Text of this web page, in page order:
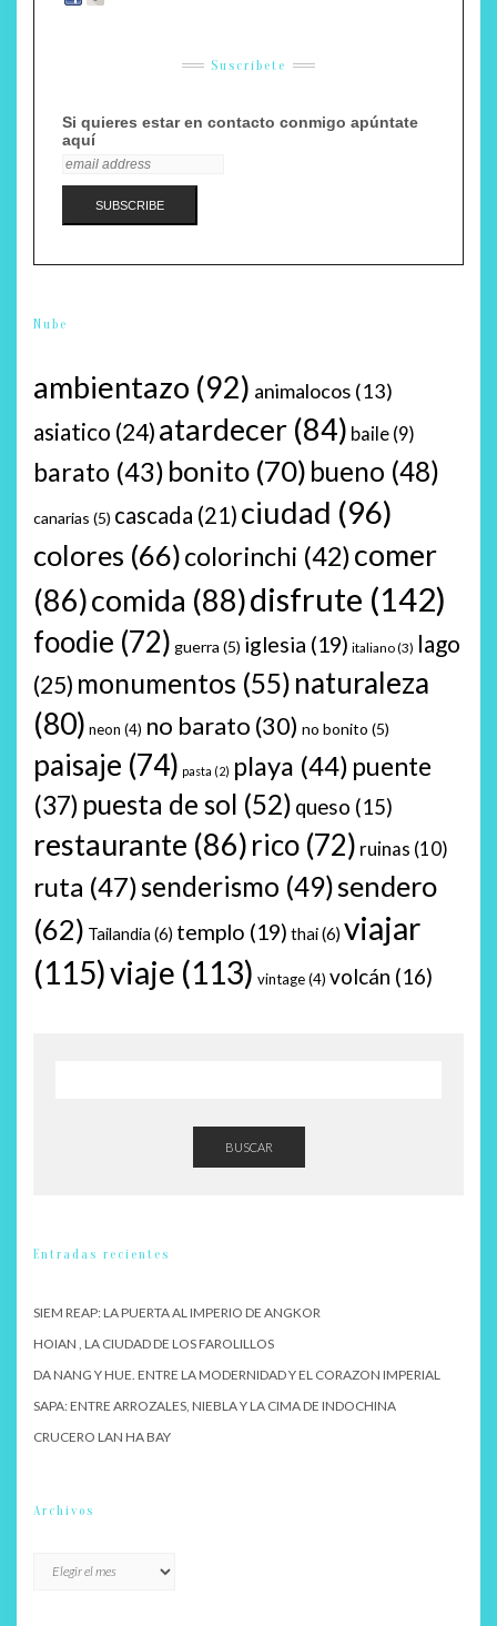
Suscríbete
Si quieres estar en contacto conmigo apúntate
aquí
Nube
ambientazo (92) animalocos (13)
asiatico (24) atardecer (84) baile (9)
barato (43) bonito (70) bueno (48)
canarias (5) cascada (21) ciudad (96)
colores (66)colorinchi (42)comer
(86)comida (88)disfrute (142)
foodie (72) guerra (5) iglesia (19) italiano(3) lago
(25) monumentos (55) naturaleza
(80) neon (4) no barato (30) no bonito (5)
paisaje (74) pasta (2) playa (44) puente
(37) puesta de sol (52) queso (15)
restaurante (86)rico (72) ruinas (10)
ruta (47)senderismo (49)sendero
(62) Tailandia (6) templo (19) thai(6) viajar
(115)viaje (113) vintage(4) volcán (16)
BUSCAR
Entradas recientes
SIEM REAP: LA PUERTA AL IMPERIO DE ANGKOR
HOIAN , LA CIUDAD DE LOS FAROLILLOS
DA NANG Y HUE. ENTRE LA MODERNIDAD Y EL CORAZON IMPERIAL
SAPA: ENTRE ARROZALES, NIEBLA Y LA CIMA DE INDOCHINA
CRUCERO LAN HA BAY
Archivos